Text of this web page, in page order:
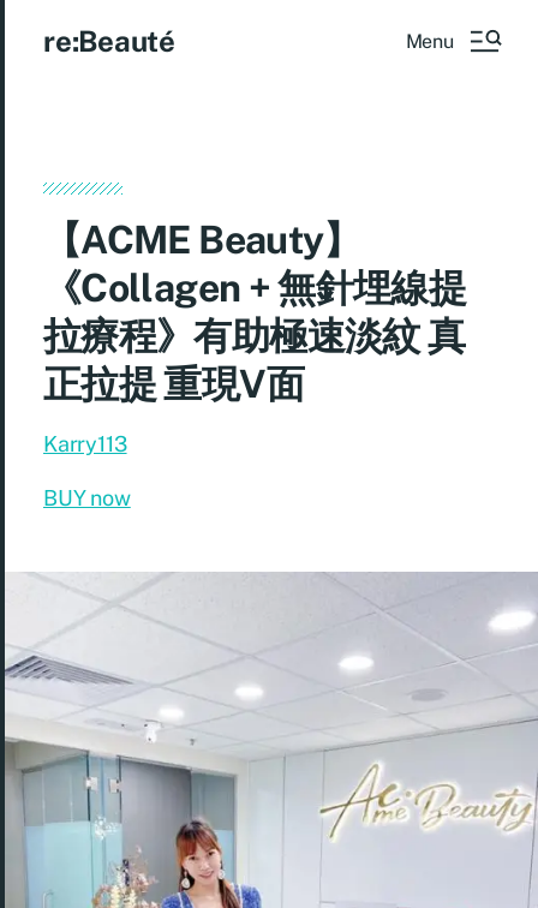
re:Beauté Menu
【ACME Beauty】
《Collagen + 無針埋線提
拉療程》有助極速淡紋 真
正拉提 重現V面
Karry113
BUY now